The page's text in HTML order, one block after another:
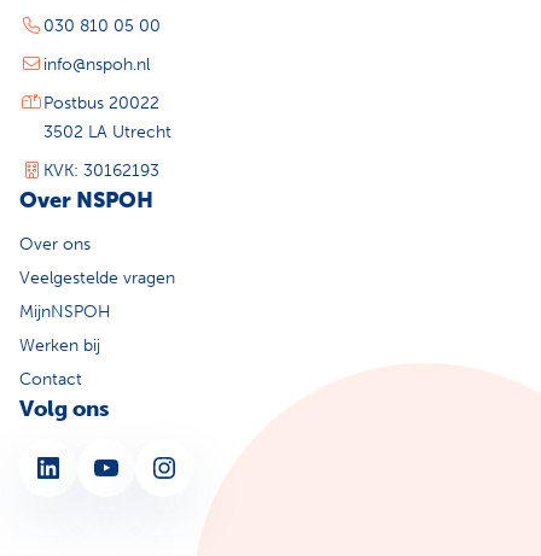
030 810 05 00
info@nspoh.nl
Postbus 20022
3502 LA Utrecht
KVK: 30162193
Over NSPOH
Over ons
Veelgestelde vragen
MijnNSPOH
Werken bij
Contact
Volg ons
LinkedIn YouTube Instagram